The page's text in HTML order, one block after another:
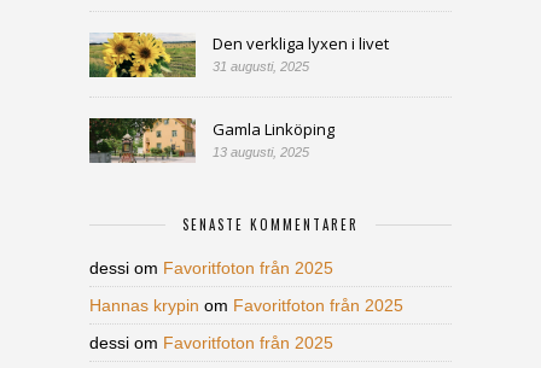
Den verkliga lyxen i livet
31 augusti, 2025
Gamla Linköping
13 augusti, 2025
SENASTE KOMMENTARER
dessi om Favoritfoton från 2025
Hannas krypin om Favoritfoton från 2025
dessi om Favoritfoton från 2025